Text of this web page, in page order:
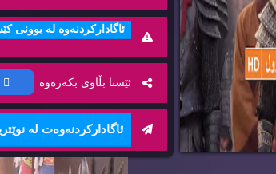
ئاگاداركردنه‌وه‌ له‌ بوونی
ئێستا بڵاوی بكه‌ره‌وه‌
ئاگاداركردنه‌وه‌ت له‌